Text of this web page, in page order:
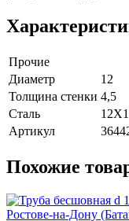
Прочие
Диаметр
12
Толщина стенки 4,5
Сталь
Артикул
Похожие